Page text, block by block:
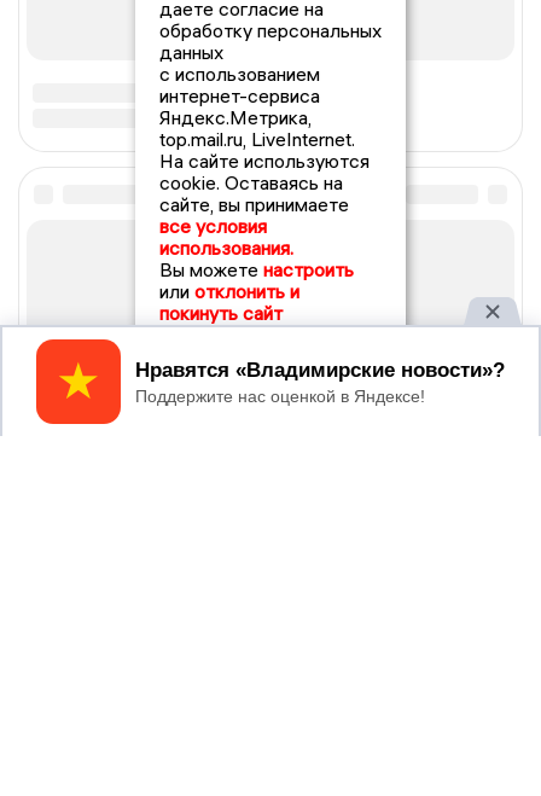
даете согласие на
обработку персональных
данных
с использованием
интернет-сервиса
Яндекс.Метрика,
top.mail.ru, LiveInternet.
На сайте используются
cookie. Оставаясь на
сайте, вы принимаете
все условия
использования.
Вы можете настроить
или отклонить и
покинуть сайт
Принять